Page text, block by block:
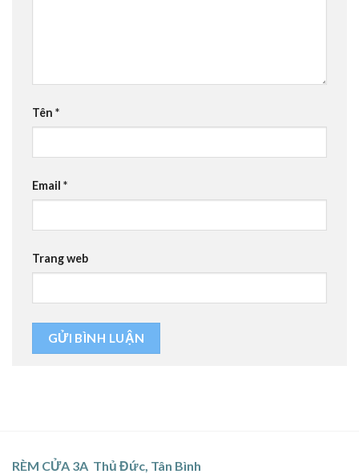
Tên *
Email *
Trang web
RÈM CỬA 3A Thủ Đức, Tân Bình